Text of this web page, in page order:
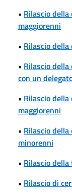
• Rilascio
maggiorenni
• Rilascio
• Rilascio
con un
• Rilascio
maggiorenni
• Rilascio
minorenni
• Rilascio
• Rilascio di